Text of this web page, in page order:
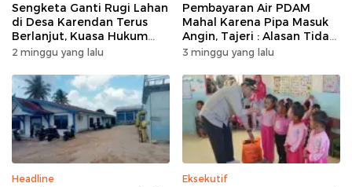
Sengketa Ganti Rugi Lahan
di Desa Karendan Terus
Berlanjut, Kuasa Hukum
Ajukan Kasasi
2 minggu yang lalu
Pembayaran Air PDAM
Mahal Karena Pipa Masuk
Angin, Tajeri : Alasan Tidak
Masuk Akal
3 minggu yang lalu
Headline Eksekutif